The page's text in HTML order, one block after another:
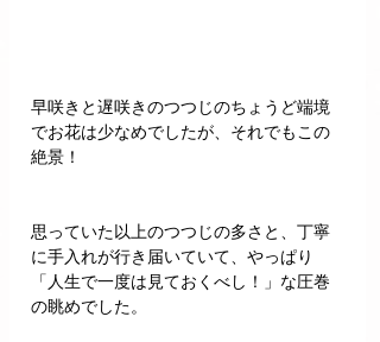
早咲きと遅咲きのつつじのちょうど端境
でお花は少なめでしたが、それでもこの
絶景！
思っていた以上のつつじの多さと、丁寧
に手入れが行き届いていて、やっぱり
「人生で一度は見ておくべし！」な圧巻
の眺めでした。